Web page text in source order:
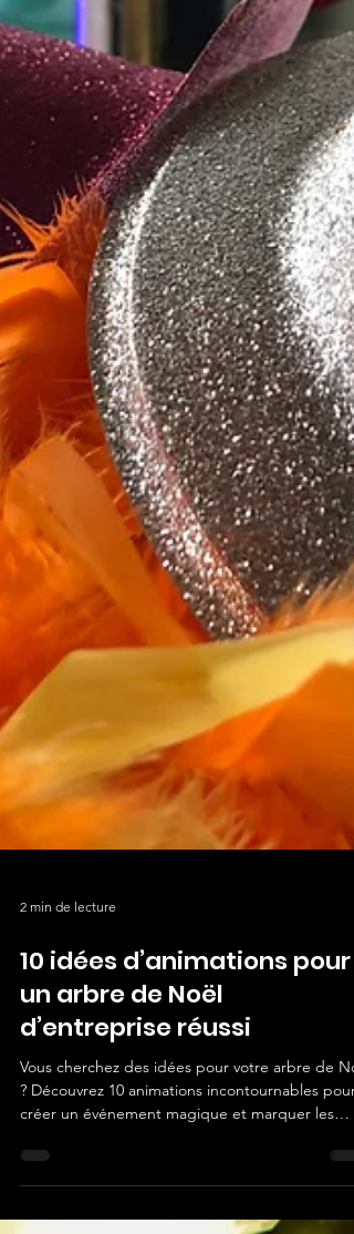
2 min de lecture
10 idées d’animations pour
un arbre de Noël
d’entreprise réussi
Vous cherchez des idées pour votre arbre de
esprits.